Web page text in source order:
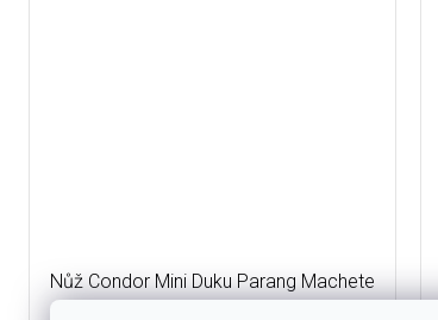
Nůž Condor Mini Duku Parang Machete
CTK426-10.5HC